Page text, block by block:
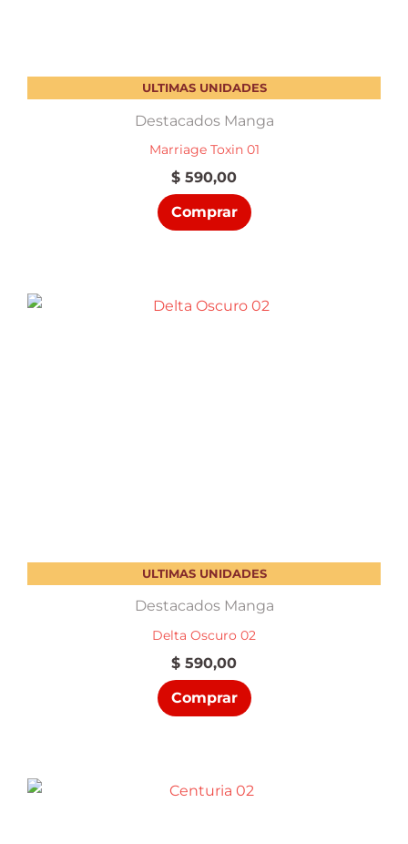
ULTIMAS UNIDADES
Destacados Manga
Marriage Toxin 01
$ 590,00
Comprar
ULTIMAS UNIDADES
Destacados Manga
Delta Oscuro 02
$ 590,00
Comprar